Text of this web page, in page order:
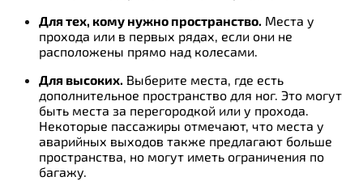
Для тех, кому нужно пространство. Места у
прохода или в первых рядах, если они не
расположены прямо над колесами.
Для высоких. Выберите места, где есть
дополнительное пространство для ног. Это могут
быть места за перегородкой или у прохода.
Некоторые пассажиры отмечают, что места у
аварийных выходов также предлагают больше
пространства, но могут иметь ограничения по
багажу.